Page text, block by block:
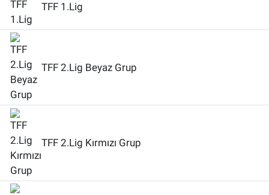
TFF 1.Lig
TFF 2.Lig Beyaz Grup
TFF 2.Lig Kırmızı Grup